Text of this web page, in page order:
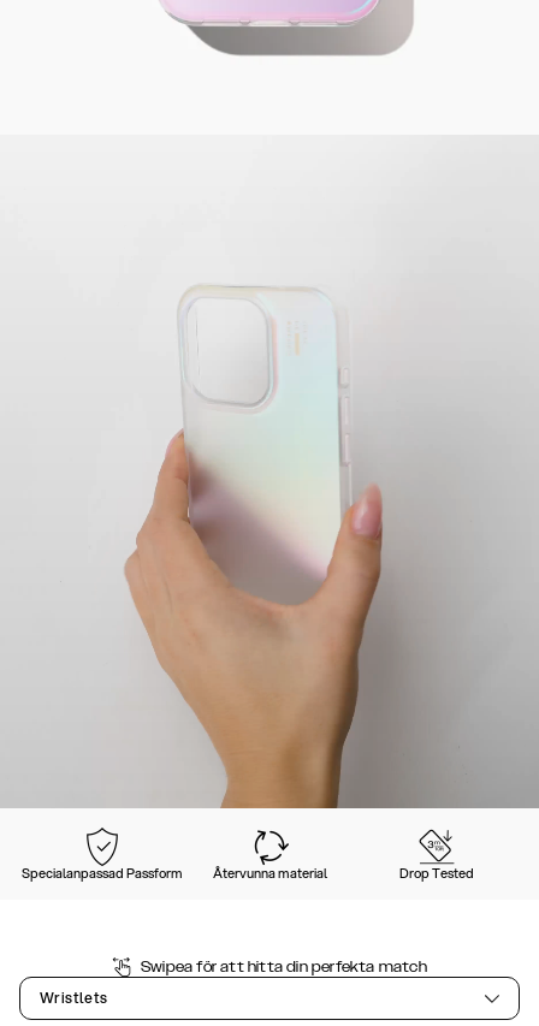
Specialanpassad Passform Återvunna material Drop Tested
Swipea för att hitta din perfekta match
Wristlets